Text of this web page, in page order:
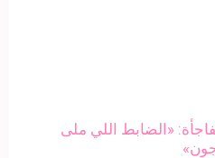
«الضابط اللي ملى